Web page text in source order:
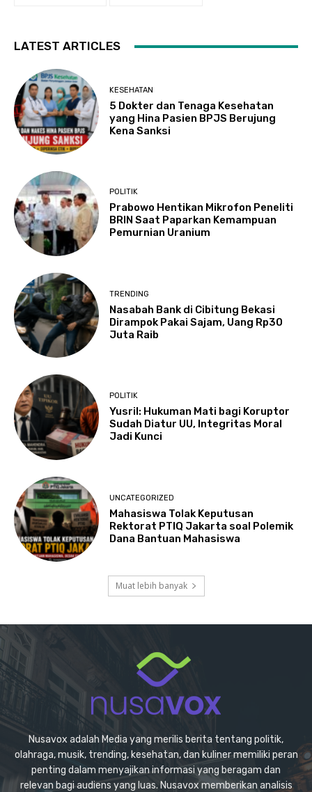
LATEST ARTICLES
KESEHATAN
5 Dokter dan Tenaga Kesehatan
yang Hina Pasien BPJS Berujung
Kena Sanksi
POLITIK
Prabowo Hentikan Mikrofon Peneliti
BRIN Saat Paparkan Kemampuan
Pemurnian Uranium
TRENDING
Nasabah Bank di Cibitung Bekasi
Dirampok Pakai Sajam, Uang Rp30
Juta Raib
POLITIK
Yusril: Hukuman Mati bagi Koruptor
Sudah Diatur UU, Integritas Moral
Jadi Kunci
UNCATEGORIZED
Mahasiswa Tolak Keputusan
Rektorat PTIQ Jakarta soal Polemik
Dana Bantuan Mahasiswa
Muat lebih banyak
Nusavox adalah Media yang merilis berita tentang politik,
olahraga, musik, trending, kesehatan, dan kuliner memiliki peran
penting dalam menyajikan informasi yang beragam dan
relevan bagi audiens yang luas. Nusavox memberikan analisis